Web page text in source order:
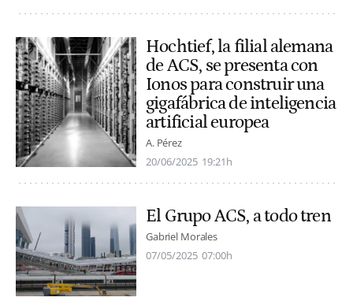
Hochtief, la filial alemana
de ACS, se presenta con
Ionos para construir una
gigafábrica de inteligencia
artificial europea
A. Pérez
20/06/2025 19:21h
El Grupo ACS, a todo tren
Gabriel Morales
07/05/2025 07:00h